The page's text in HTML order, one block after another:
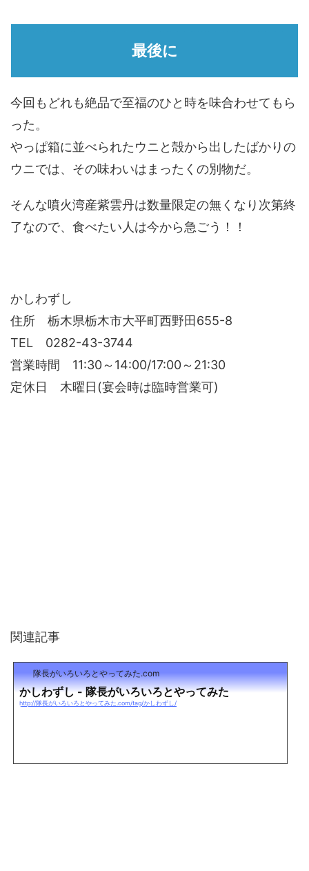
最後に
今回もどれも絶品で至福のひと時を味合わせてもら
った。
やっぱ箱に並べられたウニと殻から出したばかりの
ウニでは、その味わいはまったくの別物だ。
そんな噴火湾産紫雲丹は数量限定の無くなり次第終
了なので、食べたい人は今から急ごう！！
かしわずし
住所 栃木県栃木市大平町西野田655-8
TEL 0282-43-3744
営業時間 11:30～14:00/17:00～21:30
定休日 木曜日(宴会時は臨時営業可)
関連記事
隊長がいろいろとやってみた.com
かしわずし - 隊長がいろいろとやってみた
http://隊長がいろいろとやってみた.com/tag/かしわずし/